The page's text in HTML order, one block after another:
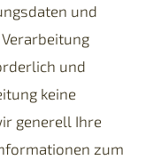
und
und
keine
generell Ihre
zum